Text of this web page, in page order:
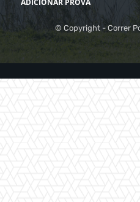
ADICIONAR PROVA
© Copyright - Correr